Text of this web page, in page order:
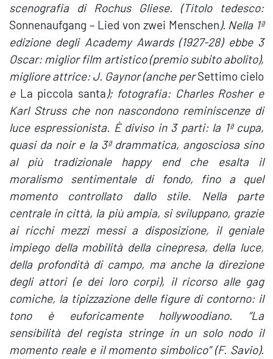
scenografia di Rochus Gliese. (Titolo tedesco:
Sonnenaufgang – Lied von zwei Menschen). Nella 1ª
edizione degli Academy Awards (1927-28) ebbe 3
Oscar: miglior film artistico (premio subito abolito),
migliore attrice: J. Gaynor (anche perSettimo cielo
eLa piccola santa); fotografia: Charles Rosher e
Karl Struss che non nascondono reminiscenze di
luce espressionista. È diviso in 3 parti: la 1ª cupa,
quasi da noir e la 3ª drammatica, angosciosa sino
al più tradizionale happy end che esalta il
moralismo sentimentale di fondo, fino a quel
momento controllato dallo stile. Nella parte
centrale in città, la più ampia, si sviluppano, grazie
ai ricchi mezzi messi a disposizione, il geniale
impiego della mobilità della cinepresa, della luce,
della profondità di campo, ma anche la direzione
degli attori (e dei loro corpi), il ricorso alle gag
comiche, la tipizzazione delle figure di contorno: il
tono è euforicamente hollywoodiano. “La
sensibilità del regista stringe in un solo nodo il
momento reale e il momento simbolico” (F. Savio).